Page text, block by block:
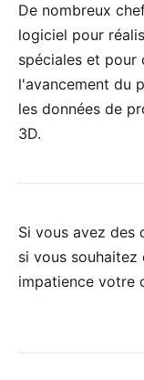
De nombreux
logiciel pour
spéciales et pour
l'avancement du
les données de
3D.
Si vous avez des
si vous souhaitez
impatience votre